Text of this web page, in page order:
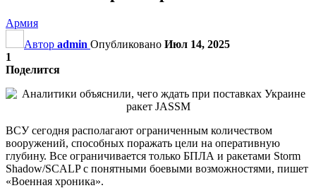
Армия
Автор admin Опубликовано Июл 14, 2025
1
Поделится
ВСУ сегодня располагают ограниченным количеством
вооружений, способных поражать цели на оперативную
глубину. Все ограничивается только БПЛА и ракетами Storm
Shadow/SCALP с понятными боевыми возможностями, пишет
«Военная хроника».